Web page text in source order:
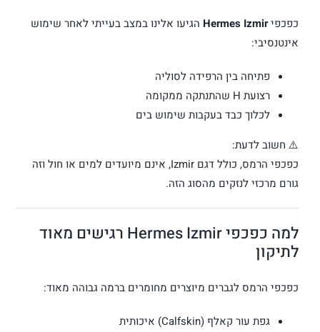
כפכפיHermes Izmir הגיעו אלינו במצב בעייתי לאחר שימוש
אינטנסיבי:
פתיחה בין הרפידה לסוליה
רצועת H שהתנתקה ממקומה
לכלוך כבד בעקבות שימוש בים
⚠️ חשוב לדעת:
כפכפי הרמס, כולל דגם Izmir, אינם מיועדים למים או חול וזה
גורם מרכזי לנזקים מהסוג הזה.
למה כפכפי Hermes Izmir רגישים מאוד
לתיקון
כפכפי הרמס לגברים מיוצרים מחומרים ברמה גבוהה מאוד:
גפת עור קאלף (Calfskin) איכותית